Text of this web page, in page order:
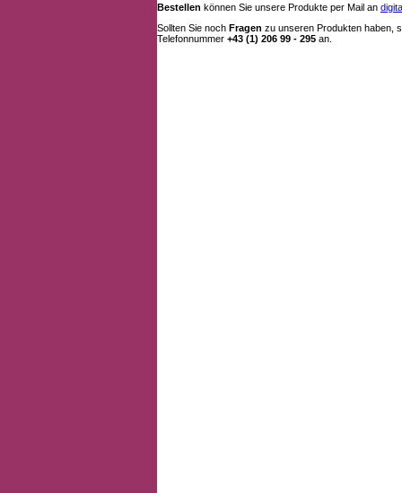
Bestellen können Sie unsere Produkte per Mail an
Sollten Sie noch Fragen zu unseren Produkten haben,
Telefonnummer +43 (1) 206 99 - 295 an.